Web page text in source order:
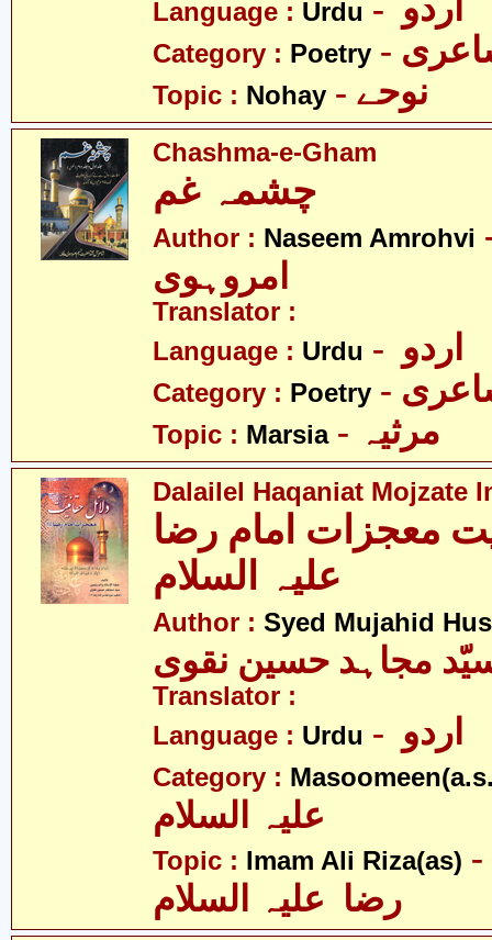
Language : Urdu
Category : Poetry
Topic : Nohay
Chashma-e-Gham
Author : Naseem Amrohvi
امروہوی
Translator :
Language : Urdu
Category : Poetry
Topic : Marsia
Dalailel Haqaniat Mojzate
معجزات امام رضا
Author : Syed Mujahid
مجاہد حسین نقوی
Translator :
Language : Urdu
Category :
Topic : Imam Ali Riza(as) - امام علی
رضا علیہ السلام